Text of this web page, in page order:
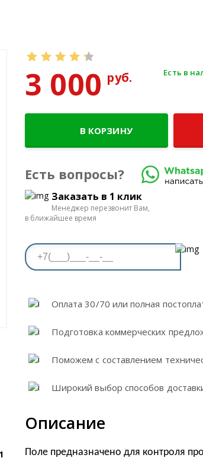
3 000руб. Есть в
В КОРЗИНУ
Есть вопросы?
Заказать в 1 клик
Менеджер перезвонит Вам,
в ближайшее время
Оплата 30/70 или полная
Подготовка коммерческих
Поможем с составлением
Широкий выбор способов
Описание
Поле предназначено для контроля